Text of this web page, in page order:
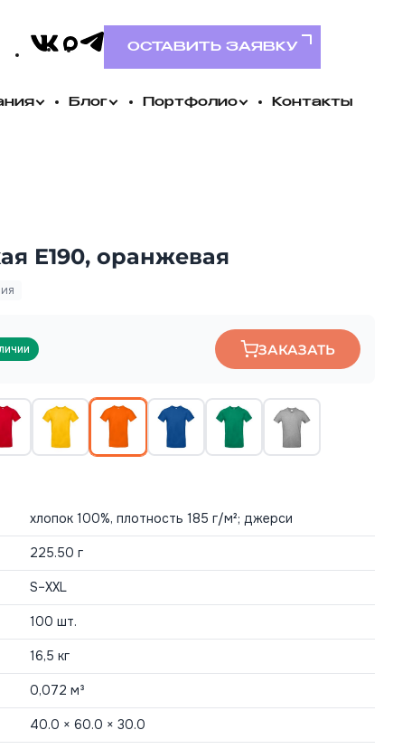
VK MAXTelegramОСТАВИТЬ ЗАЯВКУ
Блог Портфолио Контакты
E190, оранжевая
ЗАКАЗАТЬ
хлопок 100%, плотность 185 г/м²; джерси
225.50 г
S–XXL
100 шт.
16,5 кг
0,072 м³
40.0 × 60.0 × 30.0